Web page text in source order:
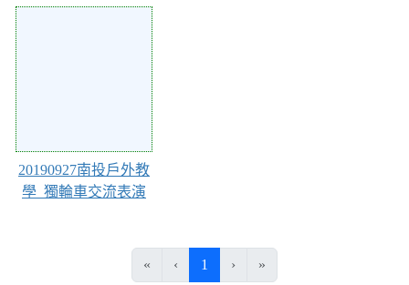
20190927南投戶外教
學_獨輪車交流表演
« ‹ 1 (目前頁次)
› »